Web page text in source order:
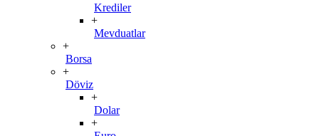
Krediler
+
Mevduatlar
+
Borsa
+
Döviz
+
Dolar
+